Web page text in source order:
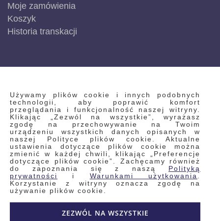
Używamy plików cookie i innych podobnych
technologii, aby poprawić komfort
przeglądania i funkcjonalność naszej witryny.
Klikając „Zezwól na wszystkie”, wyrażasz
zgodę na przechowywanie na Twoim
urządzeniu wszystkich danych opisanych w
naszej Polityce plików cookie. Aktualne
ustawienia dotyczące plików cookie można
zmienić w każdej chwili, klikając „Preferencje
dotyczące plików cookie”. Zachęcamy również
do zapoznania się z naszą Polityką
prywatności
i Warunkami użytkowania
Korzystanie z witryny oznacza zgodę na
używanie plików cookie.
ZEZWÓL NA WSZYSTKIE
Moje zamówienia
Koszyk
Historia transkacji
INFORMACJE
Regulamin
Polityka prywatności i pliki cookie
Wyszukiwane frazy
Wyszukiwanie zaawansowane
Zamówienia
Skontaktuj się z nami
Odstąp od umowy